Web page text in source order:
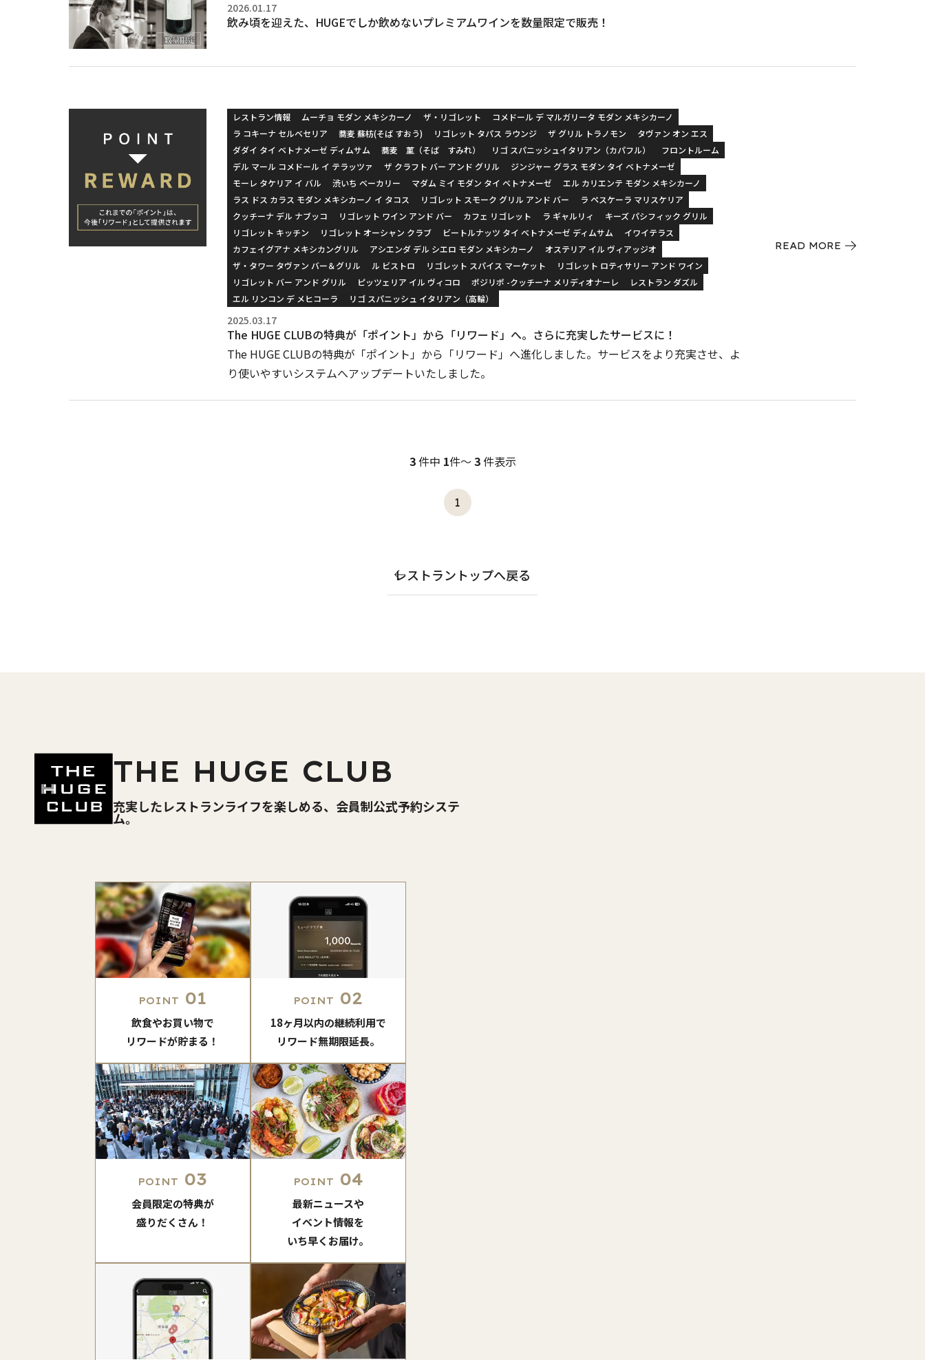
2026.01.17
飲み頃を迎えた、HUGEでしか飲めないプレミアムワインを数量限定で販売！
レストラン情報 ムーチョ モダン メキシカーノ ザ・リゴレット
コメドール デ マルガリータ モダン メキシカーノ
ラ コキーナ セルベセリア
蕎麦 蘇枋(そば すおう) リゴレット タパス ラウンジ ザ グリル トラノモン
タヴァン オン エス
ダダイ タイ ベトナメーゼ ディムサム
蕎麦 菫（そば すみれ） リゴ スパニッシュイタリアン（カパフル）
フロントルーム
デル マール コメドール イ テラッツァ
ザ クラフト バー アンド グリル
ジンジャー グラス モダン タイ ベトナメーゼ
モーレ タケリア イ バル
渋いち ベーカリー マダム ミイ モダン タイ ベトナメーゼ
エル カリエンテ モダン メキシカーノ
ラス ドス カラス モダン メキシカーノ イ タコス
リゴレット スモーク グリル アンド バー
ラ ペスケーラ マリスケリア
クッチーナ デル ナブッコ
リゴレット ワイン アンド バー カフェ リゴレット ラ ギャルリィ
キーズ パシフィック グリル
リゴレット キッチン
リゴレット オーシャン クラブ ビートルナッツ タイ ベトナメーゼ ディムサム
イワイテラス
カフェイグアナ メキシカングリル
アシエンダ デル シエロ モダン メキシカーノ
オステリア イル ヴィアッジオ
ザ・タワー タヴァン バー＆グリル
ル ビストロ リゴレット スパイス マーケット
リゴレット ロティサリー アンド ワイン
リゴレット バー アンド グリル
ピッツェリア イル ヴィコロ ポジリポ -クッチーナ メリディオナーレ
レストラン ダズル
エル リンコン デ メヒコーラ
リゴ スパニッシュ イタリアン（高輪）
2025.03.17
The HUGE CLUBの特典が「ポイント」から「リワード」へ。さらに充実したサービスに！
The HUGE CLUBの特典が「ポイント」から「リワード」へ進化しました。サービスをより充実させ、よ
り使いやすいシステムへアップデートいたしました。
READ MORE
3件中 1件～ 3件表示
1
レストラントップへ戻る
THE HUGE CLUB
充実したレストランライフを楽しめる、会員制公式予約システ
ム。
POINT 01
飲食やお買い物で
リワードが貯まる！
POINT 02
18ヶ月以内の継続利用で
リワード無期限延長。
POINT 03
会員限定の特典が
盛りだくさん！
POINT 04
最新ニュースや
イベント情報を
いち早くお届け。